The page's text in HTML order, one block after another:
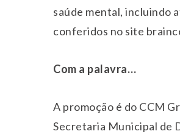
saúde mental, incluindo
conferidos no site
Com a palavra…
A promoção é do CCM
Secretaria Municipal de